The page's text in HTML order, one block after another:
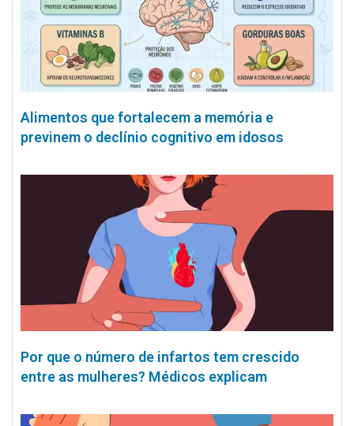
Alimentos que fortalecem a memória e
previnem o declínio cognitivo em idosos
Por que o número de infartos tem crescido
entre as mulheres? Médicos explicam